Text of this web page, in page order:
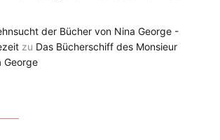
der Bücher von Nina George -
zu Das Bücherschiff des Monsieur
George